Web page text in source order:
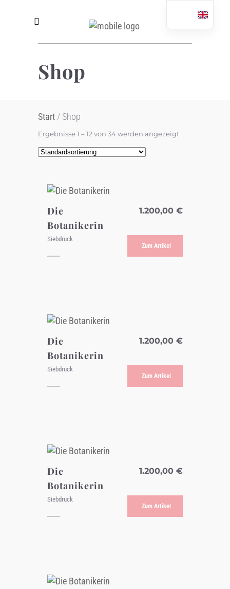
Shop
Start / Shop
Ergebnisse 1 – 12 von 34 werden angezeigt
Die
Botanikerin
1.200,00 €
Siebdruck
Zum Artikel
Die
Botanikerin
1.200,00 €
Siebdruck
Zum Artikel
Die
Botanikerin
1.200,00 €
Siebdruck
Zum Artikel